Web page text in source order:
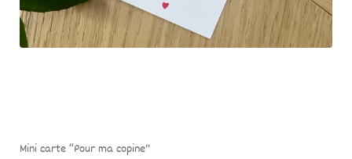
Mini carte “Pour ma copine”